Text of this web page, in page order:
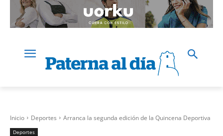
Inicio Deportes Arranca la segunda edición de la Quincena Deportiva
Deportes